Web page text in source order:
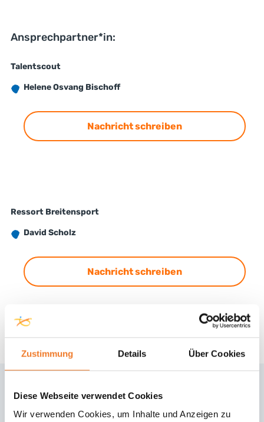
Zustimmung Details Über Cookies
Diese Webseite verwendet Cookies
Wir verwenden Cookies, um Inhalte und Anzeigen zu
Ansprechpartner*in:
Talentscout
Helene Osvang Bischoff
Nachricht schreiben
Ressort Breitensport
David Scholz
Nachricht schreiben
Angebote im Verein